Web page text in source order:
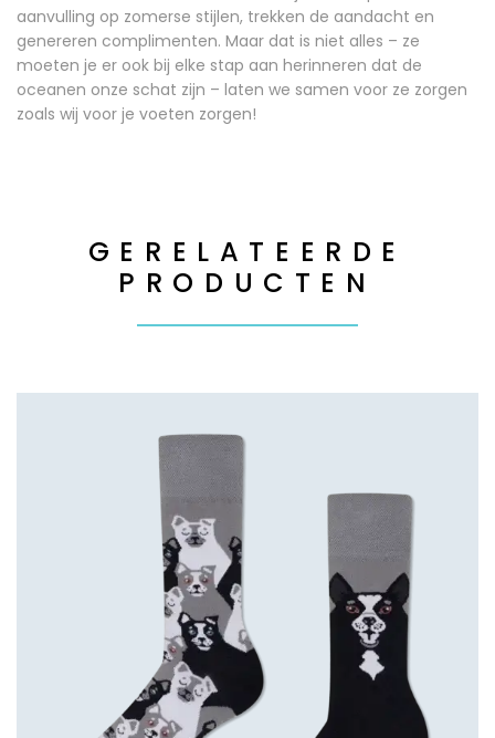
aanvulling op zomerse stijlen, trekken de aandacht en
genereren complimenten. Maar dat is niet alles – ze
moeten je er ook bij elke stap aan herinneren dat de
oceanen onze schat zijn – laten we samen voor ze zorgen
zoals wij voor je voeten zorgen!
GERELATEERDE
PRODUCTEN